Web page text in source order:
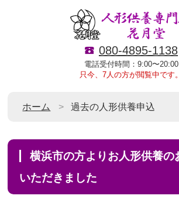
080-4895-1138
電話受付時間：9:00〜20:00
只今、7人の方が閲覧中です。
ホーム 過去の人形供養申込
横浜市の方よりお人形供養のお申し込みを
いただきました